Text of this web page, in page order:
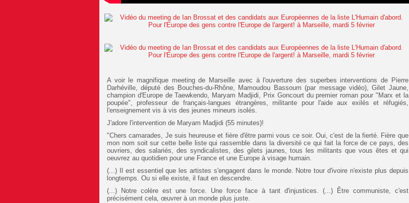
A voir le magnifique meeting de Marseille avec à l'ouverture des superbes interventions de Pierre
Darhéville, député des Bouches-du-Rhône, Mamoudou Bassoum (par message vidéo), Gilet Jaune,
champion d'Europe de Taewkendo, Maryam Madjidi, Prix Goncourt du premier roman pour "Marx et la
poupée", professeur de français-langues étrangères, militante pour l'aide aux exilés et réfugiés,
l'enseignement vis à vis des jeunes mineurs isolés.
J'adore l'intervention de Maryam Madjidi (55 minutes)!
"Chers camarades, Je suis heureuse et fière d'être parmi vous ce soir. Oui, c'est de la fierté. Fière que
mon nom soit sur cette belle liste qui rassemble dans la diversité ce qui fait la force de ce pays, des
ouvriers, des salariés, des syndicalistes, des gilets jaunes, tous les militants que vous êtes et qui
oeuvrez au quotidien pour une France et une Europe à visage humain.
(...) Il est essentiel que les artistes s'engagent dans le monde. Notre tour d'ivoire n'existe plus depuis
longtemps. Ou si elle existe, il faut en descendre.
(...) Notre colère est une force. Une force face à tant d'injustices. (...) Être communiste, c'est
précisément cela, œuvrer à un monde plus juste.